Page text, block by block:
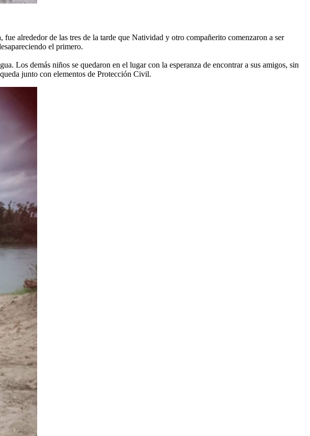
alrededor de las tres de la tarde que Natividad y otro compañerito comenzaron a ser
el primero.
Los demás niños se quedaron en el lugar con la esperanza de encontrar a sus amigos, sin
junto con elementos de Protección Civil.